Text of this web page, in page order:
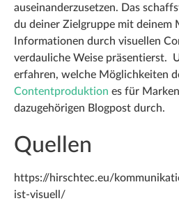
auseinanderzusetzen. Das
du deiner Zielgruppe mit deinem
Informationen durch visuellen
verdauliche Weise präsentierst.
erfahren, welche Möglichkeiten
Contentproduktion es für
dazugehörigen Blogpost durch.
Quellen
https://hirschtec.eu/
ist-visuell/